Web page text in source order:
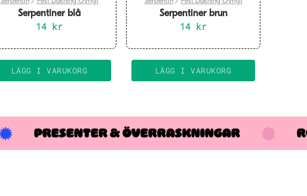
Serpentiner blå
14 kr
LÄGG I VARUKORG
Serpentiner brun
14 kr
LÄGG I VARUKORG
PRESENTER & ÖVERRASKNINGAR